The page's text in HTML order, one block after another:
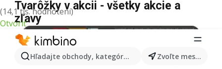
(14,1 tis. hodnotení)
Otvoriť
Hľadajte obchody, kategórie, produkty... Zvoľte mesto
Tvarôžky v akcii - všetky akcie a
zľavy